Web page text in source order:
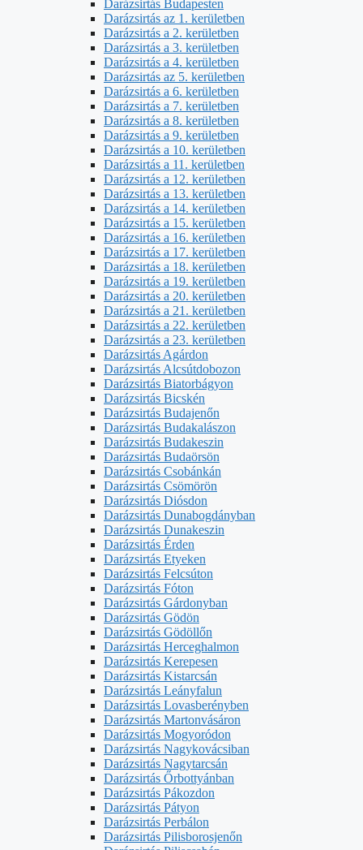
Darázsirtás Budapesten
Darázsirtás az 1. kerületben
Darázsirtás a 2. kerületben
Darázsirtás a 3. kerületben
Darázsirtás a 4. kerületben
Darázsirtás az 5. kerületben
Darázsirtás a 6. kerületben
Darázsirtás a 7. kerületben
Darázsirtás a 8. kerületben
Darázsirtás a 9. kerületben
Darázsirtás a 10. kerületben
Darázsirtás a 11. kerületben
Darázsirtás a 12. kerületben
Darázsirtás a 13. kerületben
Darázsirtás a 14. kerületben
Darázsirtás a 15. kerületben
Darázsirtás a 16. kerületben
Darázsirtás a 17. kerületben
Darázsirtás a 18. kerületben
Darázsirtás a 19. kerületben
Darázsirtás a 20. kerületben
Darázsirtás a 21. kerületben
Darázsirtás a 22. kerületben
Darázsirtás a 23. kerületben
Darázsirtás Agárdon
Darázsirtás Alcsútdobozon
Darázsirtás Biatorbágyon
Darázsirtás Bicskén
Darázsirtás Budajenőn
Darázsirtás Budakalászon
Darázsirtás Budakeszin
Darázsirtás Budaörsön
Darázsirtás Csobánkán
Darázsirtás Csömörön
Darázsirtás Diósdon
Darázsirtás Dunabogdányban
Darázsirtás Dunakeszin
Darázsirtás Érden
Darázsirtás Etyeken
Darázsirtás Felcsúton
Darázsirtás Fóton
Darázsirtás Gárdonyban
Darázsirtás Gödön
Darázsirtás Gödöllőn
Darázsirtás Herceghalmon
Darázsirtás Kerepesen
Darázsirtás Kistarcsán
Darázsirtás Leányfalun
Darázsirtás Lovasberényben
Darázsirtás Martonvásáron
Darázsirtás Mogyoródon
Darázsirtás Nagykovácsiban
Darázsirtás Nagytarcsán
Darázsirtás Őrbottyánban
Darázsirtás Pákozdon
Darázsirtás Pátyon
Darázsirtás Perbálon
Darázsirtás Pilisborosjenőn